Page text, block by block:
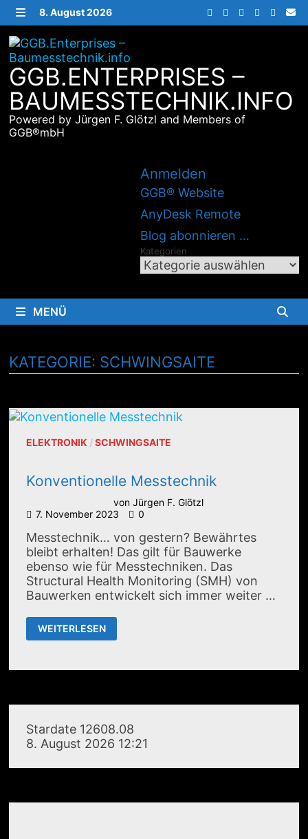
Zurück
zum
InhaltMENÜ
8. August 2026
GGB.ENTERPRISES –
BAUMESSTECHNIK.INFO
Powered by Jürgen F. Glötzl and Members of
GGB®mbH
Anmelden
GGB® Website
AnyDesk Remote
Blog abonnieren …
Kategorien
MENÜ
KATEGORIE: SCHWINGSAITE
ELEKTRONIK /SCHWINGSAITE
Konventionelle Messtechnik
von Jürgen F. Glötzl
7. November 2023
0
Messtechnik… von gestern? Bewährtes
bleibt erhalten! Das gilt für Bauwerke
ebenso wie für Messtechniken. Das
Structural Health Monitoring (SMH) von
Bauwerken entwickelt sich immer weiter …
KONVENTIONELLE
MESSTECHNIK
WEITERLESEN
Stardate 12608.08
8. August 2026 12:21